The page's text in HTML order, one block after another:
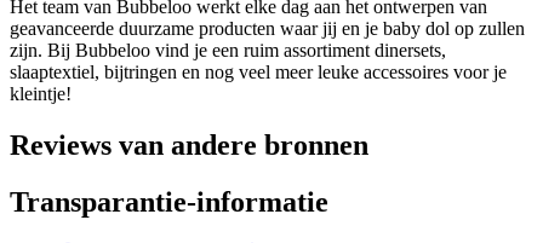
Het team van Bubbeloo werkt elke dag aan het ontwerpen van
geavanceerde duurzame producten waar jij en je baby dol op zullen
zijn. Bij Bubbeloo vind je een ruim assortiment dinersets,
slaaptextiel, bijtringen en nog veel meer leuke accessoires voor je
kleintje!
Reviews van andere bronnen
Transparantie-informatie